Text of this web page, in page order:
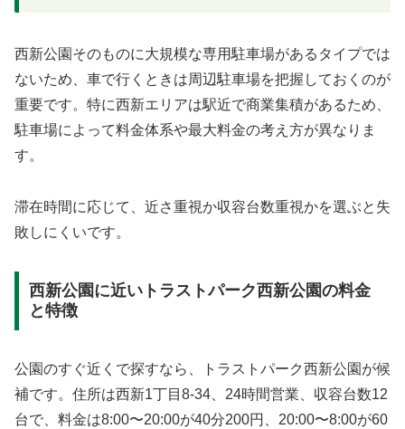
西新公園そのものに大規模な専用駐車場があるタイプでは
ないため、車で行くときは周辺駐車場を把握しておくのが
重要です。特に西新エリアは駅近で商業集積があるため、
駐車場によって料金体系や最大料金の考え方が異なりま
す。
滞在時間に応じて、近さ重視か収容台数重視かを選ぶと失
敗しにくいです。
西新公園に近いトラストパーク西新公園の料金
と特徴
公園のすぐ近くで探すなら、トラストパーク西新公園が候
補です。住所は西新1丁目8-34、24時間営業、収容台数12
台で、料金は8:00〜20:00が40分200円、20:00〜8:00が60